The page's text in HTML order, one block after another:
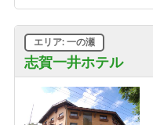
志賀一井ホテル
エリア: 一の瀬